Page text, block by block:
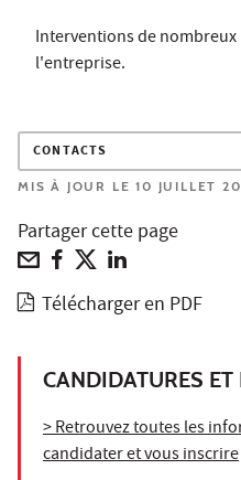
Interventions de
l'entreprise.
CONTACTS
MIS À JOUR LE 10 JUILLET
Partager cette page
Télécharger en PDF
CANDIDATURES
> Retrouvez toutes les
candidater et vous inscrire